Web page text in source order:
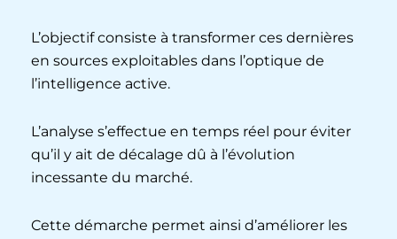
L’objectif consiste à transformer ces dernières
en sources exploitables dans l’optique de
l’intelligence active.
L’analyse s’effectue en temps réel pour éviter
qu’il y ait de décalage dû à l’évolution
incessante du marché.
Cette démarche permet ainsi d’améliorer les